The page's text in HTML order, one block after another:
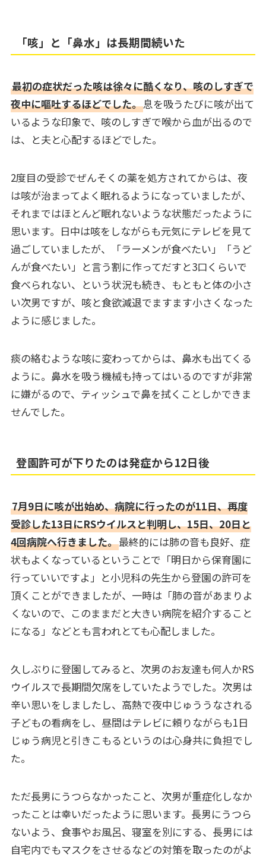
「咳」と「鼻水」は長期間続いた
最初の症状だった咳は徐々に酷くなり、咳のしすぎで
夜中に嘔吐するほどでした。息を吸うたびに咳が出て
いるような印象で、咳のしすぎで喉から血が出るので
は、と夫と心配するほどでした。
2度目の受診でぜんそくの薬を処方されてからは、夜
は咳が治まってよく眠れるようになっていましたが、
それまではほとんど眠れないような状態だったように
思います。日中は咳をしながらも元気にテレビを見て
過ごしていましたが、「ラーメンが食べたい」「うど
んが食べたい」と言う割に作ってだすと3口くらいで
食べられない、という状況も続き、もともと体の小さ
い次男ですが、咳と食欲減退でますます小さくなった
ように感じました。
痰の絡むような咳に変わってからは、鼻水も出てくる
ように。鼻水を吸う機械も持ってはいるのですが非常
に嫌がるので、ティッシュで鼻を拭くことしかできま
せんでした。
登園許可が下りたのは発症から12日後
7月9日に咳が出始め、病院に行ったのが11日、再度
受診した13日にRSウイルスと判明し、15日、20日と
4回病院へ行きました。最終的には肺の音も良好、症
状もよくなっているということで「明日から保育園に
行っていいですよ」と小児科の先生から登園の許可を
頂くことができましたが、一時は「肺の音があまりよ
くないので、このままだと大きい病院を紹介すること
になる」などとも言われとても心配しました。
久しぶりに登園してみると、次男のお友達も何人かRS
ウイルスで長期間欠席をしていたようでした。次男は
辛い思いをしましたし、高熱で夜中じゅううなされる
子どもの看病をし、昼間はテレビに頼りながらも1日
じゅう病児と引きこもるというのは心身共に負担でし
た。
ただ長男にうつらなかったこと、次男が重症化しなか
ったことは幸いだったように思います。長男にうつら
ないよう、食事やお風呂、寝室を別にする、長男には
自宅内でもマスクをさせるなどの対策を取ったのがよ